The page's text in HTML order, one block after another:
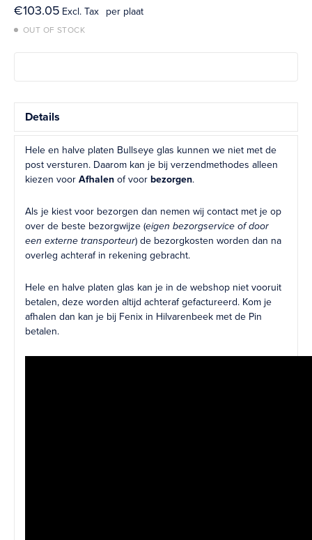
OUT OF STOCK
€103.05 per plaat
Details
Hele en halve platen Bullseye glas kunnen we niet met de
post versturen. Daarom kan je bij verzendmethodes alleen
kiezen voorAfhalenof voorbezorgen.
Als je kiest voor bezorgen dan nemen wij contact met je op
over de beste bezorgwijze (eigen bezorgservice of door
een externe transporteur) de bezorgkosten worden dan na
overleg achteraf in rekening gebracht.
Hele en halve platen glas kan je in de webshop niet vooruit
betalen, deze worden altijd achteraf gefactureerd. Kom je
afhalen dan kan je bij Fenix in Hilvarenbeek met de Pin
betalen.